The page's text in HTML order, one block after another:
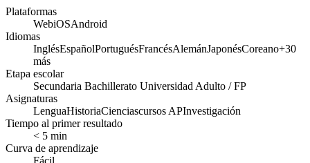
Plataformas
WebiOSAndroid
Idiomas
InglésEspañolPortuguésFrancésAlemánJaponésCoreano+30
más
Etapa escolar
Secundaria Bachillerato Universidad Adulto / FP
Asignaturas
LenguaHistoriaCienciascursos APInvestigación
Tiempo al primer resultado
< 5 min
Curva de aprendizaje
Fácil